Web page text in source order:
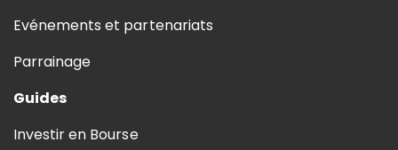
Evénements et partenariats
Parrainage
Guides
Investir en Bourse